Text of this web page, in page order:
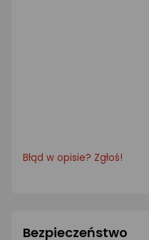
Błąd w opisie? Zgłoś!
Bezpieczeństwo